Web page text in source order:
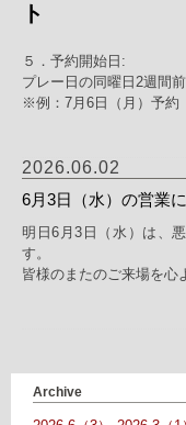
ト
５．予約開始日:
プレー日の同曜日2週間
※例：7月6日（月）予
2026.06.02
6月3日（水）の営業
明日6月3日（水）は、
す。
皆様のまたのご来場を心
Archive